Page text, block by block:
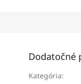
Dodatočné
Kategória: